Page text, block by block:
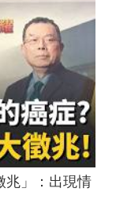
兆」：出現情